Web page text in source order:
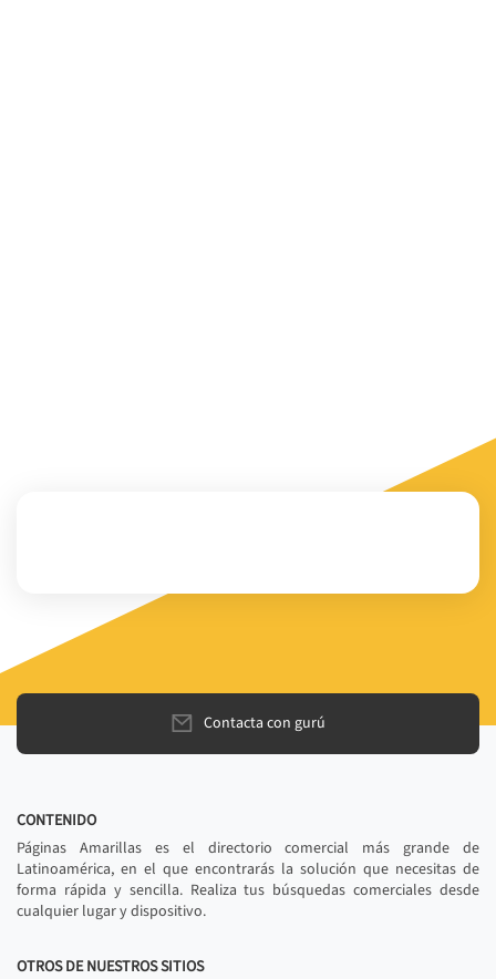
Contacta con gurú
CONTENIDO
Páginas Amarillas es el directorio comercial más grande de
Latinoamérica, en el que encontrarás la solución que necesitas de
forma rápida y sencilla. Realiza tus búsquedas comerciales desde
cualquier lugar y dispositivo.
OTROS DE NUESTROS SITIOS